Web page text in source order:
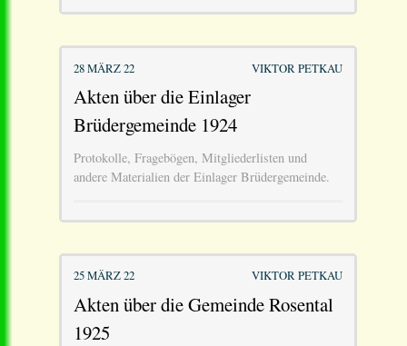
28 MÄRZ 22 VIKTOR PETKAU
Akten über die Einlager
Brüdergemeinde 1924
Protokolle, Fragebögen, Mitgliederlisten und
andere Materialien der Einlager Brüdergemeinde.
25 MÄRZ 22 VIKTOR PETKAU
Akten über die Gemeinde Rosental
1925